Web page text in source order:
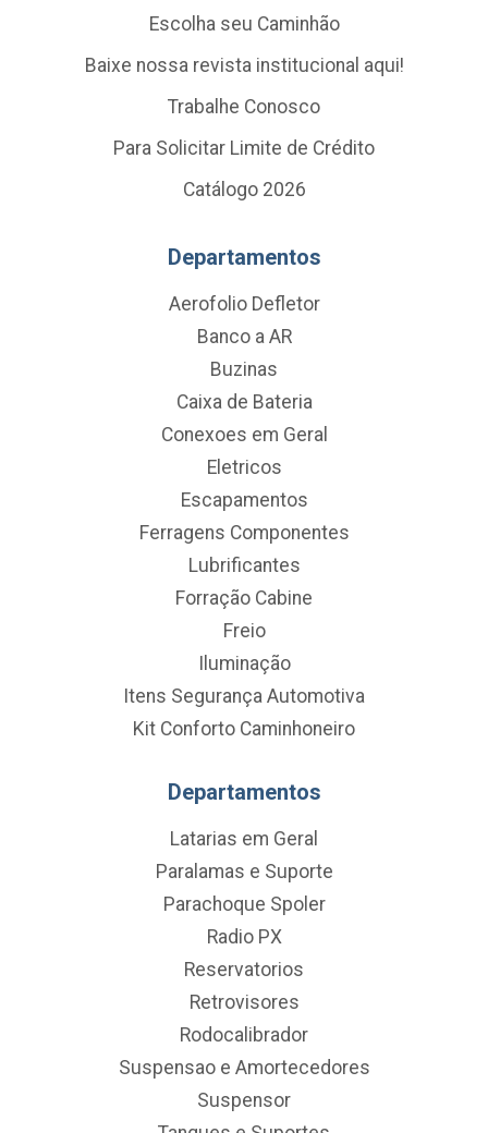
Escolha seu Caminhão
Baixe nossa revista institucional aqui!
Trabalhe Conosco
Para Solicitar Limite de Crédito
Catálogo 2026
Departamentos
Aerofolio Defletor
Banco a AR
Buzinas
Caixa de Bateria
Conexoes em Geral
Eletricos
Escapamentos
Ferragens Componentes
Lubrificantes
Forração Cabine
Freio
Iluminação
Itens Segurança Automotiva
Kit Conforto Caminhoneiro
Departamentos
Latarias em Geral
Paralamas e Suporte
Parachoque Spoler
Radio PX
Reservatorios
Retrovisores
Rodocalibrador
Suspensao e Amortecedores
Suspensor